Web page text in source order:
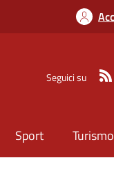
Seguici su
Sport Turismo